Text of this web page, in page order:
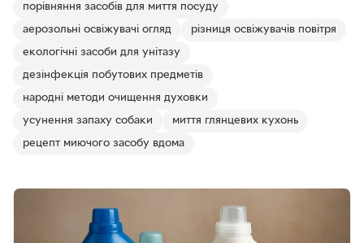
порівняння засобів для миття посуду
аерозольні освіжувачі огляд різниця освіжувачів повітря
екологічні засоби для унітазу
дезінфекція побутових предметів
народні методи очищення духовки
усунення запаху собаки миття глянцевих кухонь
рецепт миючого засобу вдома